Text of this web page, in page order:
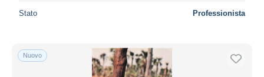
Stato Professionista
Nuovo